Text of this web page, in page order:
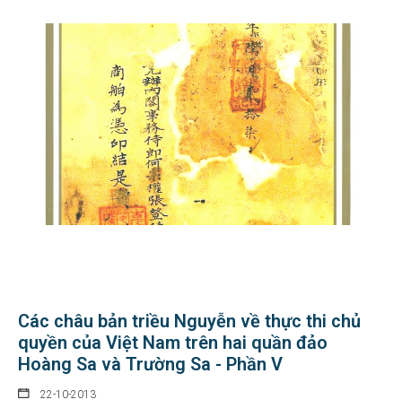
Các châu bản triều Nguyễn về thực thi chủ
quyền của Việt Nam trên hai quần đảo
Hoàng Sa và Trường Sa - Phần V
22-10-2013